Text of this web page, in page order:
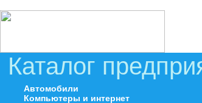
Каталог
Автомобили
Компьютеры и интернет